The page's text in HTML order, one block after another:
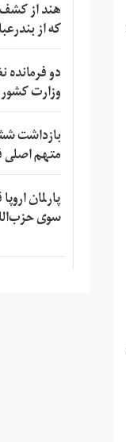
که از
دو
وزارت
بازداشت
متهم
پارلمان
سوی